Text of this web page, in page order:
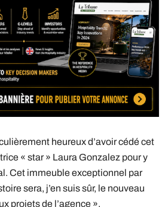
heureux d’avoir cédé cet
« star » Laura Gonzalez pour y
Cet immeuble exceptionnel par
sera, j’en suis sûr, le nouveau
projets de l’agence »,